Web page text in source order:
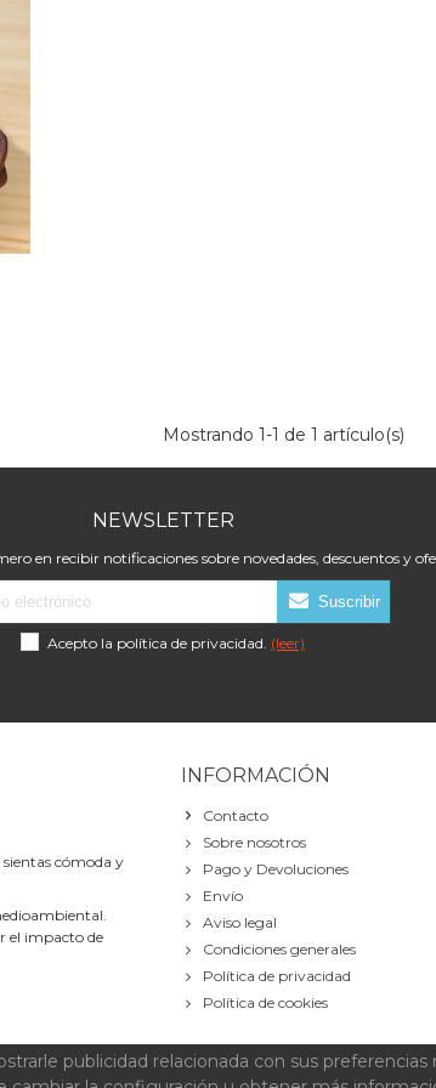
Mostrando1-1 de 1 artículo(s)
NEWSLETTER
en recibir notificaciones sobre novedades, descuentos y
Suscribir
Acepto la política de privacidad. (leer)
cómoda y
el impacto de
INFORMACIÓN
Contacto
Sobre nosotros
Pago y Devoluciones
Envío
Aviso legal
Condiciones generales
Política de privacidad
Política de cookies
publicidad relacionada con sus